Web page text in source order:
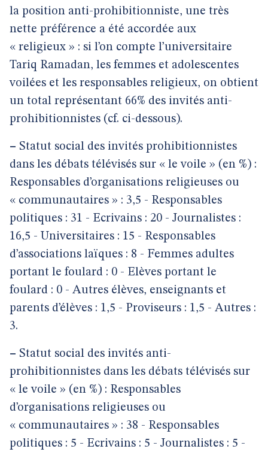
la position anti-prohibitionniste, une très
nette préférence a été accordée aux
« religieux » : si l’on compte l’universitaire
Tariq Ramadan, les femmes et adolescentes
voilées et les responsables religieux, on obtient
un total représentant 66% des invités anti-
prohibitionnistes (cf. ci-dessous).
– Statut social des invités prohibitionnistes
dans les débats télévisés sur « le voile » (en %) :
Responsables d’organisations religieuses ou
« communautaires » : 3,5 - Responsables
politiques : 31 - Ecrivains : 20 - Journalistes :
16,5 - Universitaires : 15 - Responsables
d’associations laïques : 8 - Femmes adultes
portant le foulard : 0 - Elèves portant le
foulard : 0 - Autres élèves, enseignants et
parents d’élèves : 1,5 - Proviseurs : 1,5 - Autres :
3.
– Statut social des invités anti-
prohibitionnistes dans les débats télévisés sur
« le voile » (en %) : Responsables
d’organisations religieuses ou
« communautaires » : 38 - Responsables
politiques : 5 - Ecrivains : 5 - Journalistes : 5 -